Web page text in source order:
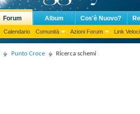
Forum
Calendario Comunità Azioni Forum Link Veloci
Album Cos'è Nuovo?
Punto Croce Ricerca schemi